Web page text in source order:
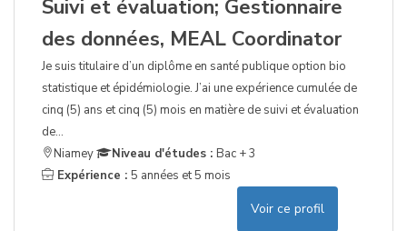
Suivi et évaluation; Gestionnaire
des données, MEAL Coordinator
Je suis titulaire d’un diplôme en santé publique option bio
statistique et épidémiologie. J’ai une expérience cumulée de
cinq (5) ans et cinq (5) mois en matière de suivi et évaluation
de...
Niamey
Niveau d'études : Bac + 3
Expérience : 5 années et 5 mois
Voir ce profil